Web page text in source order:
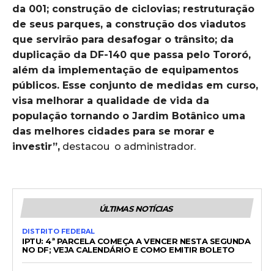
da 001; construção de ciclovias; restruturação
de seus parques, a construção dos viadutos
que servirão para desafogar o trânsito; da
duplicação da DF-140 que passa pelo Tororó,
além da implementação de equipamentos
públicos. Esse conjunto de medidas em curso,
visa melhorar a qualidade de vida da
população tornando o Jardim Botânico uma
das melhores cidades para se morar e
investir”, destacou o administrador.
ÚLTIMAS NOTÍCIAS
DISTRITO FEDERAL
IPTU: 4ª PARCELA COMEÇA A VENCER NESTA SEGUNDA
NO DF; VEJA CALENDÁRIO E COMO EMITIR BOLETO